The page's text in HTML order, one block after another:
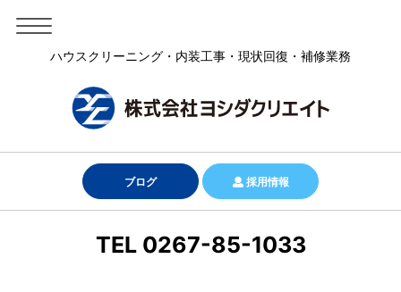
ハウスクリーニング・内装工事・現状回復・補修業務
ブログ 採用情報
TEL 0267-85-1033